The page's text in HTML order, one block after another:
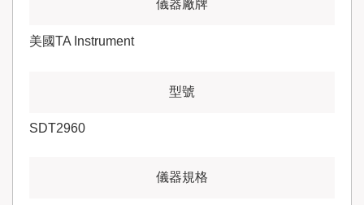
美國TA Instrument
SDT2960